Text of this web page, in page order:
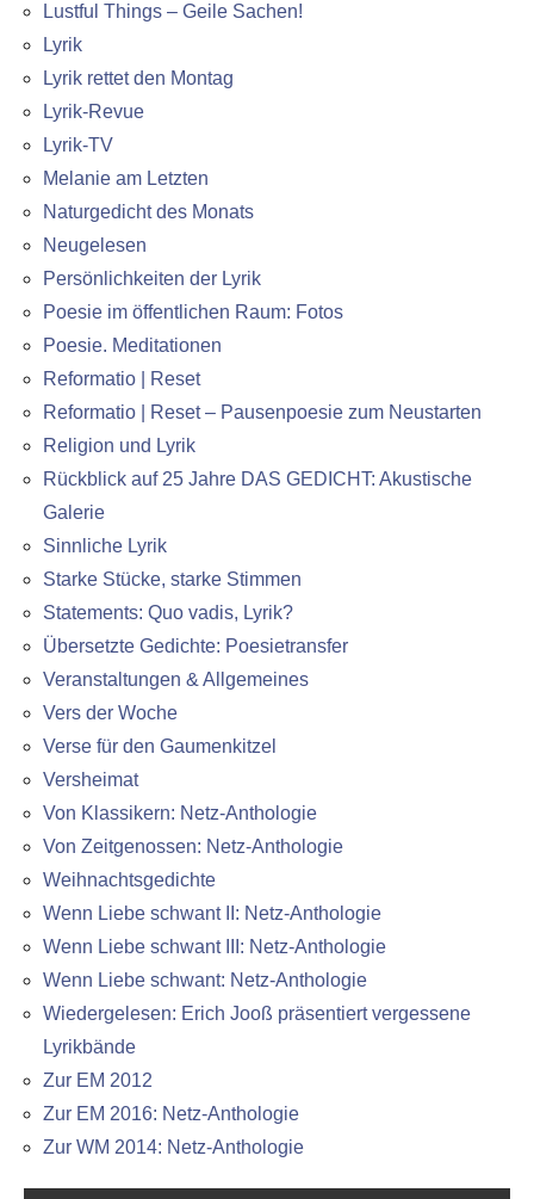
Lustful Things – Geile Sachen!
Lyrik
Lyrik rettet den Montag
Lyrik-Revue
Lyrik-TV
Melanie am Letzten
Naturgedicht des Monats
Neugelesen
Persönlichkeiten der Lyrik
Poesie im öffentlichen Raum: Fotos
Poesie. Meditationen
Reformatio | Reset
Reformatio | Reset – Pausenpoesie zum Neustarten
Religion und Lyrik
Rückblick auf 25 Jahre DAS GEDICHT: Akustische
Galerie
Sinnliche Lyrik
Starke Stücke, starke Stimmen
Statements: Quo vadis, Lyrik?
Übersetzte Gedichte: Poesietransfer
Veranstaltungen & Allgemeines
Vers der Woche
Verse für den Gaumenkitzel
Versheimat
Von Klassikern: Netz-Anthologie
Von Zeitgenossen: Netz-Anthologie
Weihnachtsgedichte
Wenn Liebe schwant II: Netz-Anthologie
Wenn Liebe schwant III: Netz-Anthologie
Wenn Liebe schwant: Netz-Anthologie
Wiedergelesen: Erich Jooß präsentiert vergessene
Lyrikbände
Zur EM 2012
Zur EM 2016: Netz-Anthologie
Zur WM 2014: Netz-Anthologie